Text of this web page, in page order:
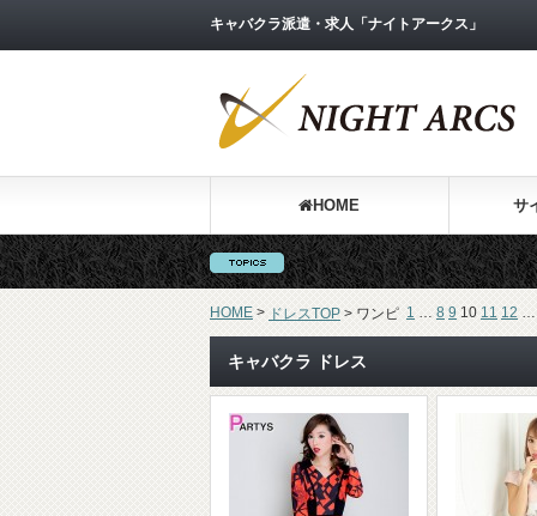
キャバクラ派遣・求人「ナイトアークス」
HOME サ
HOME > ドレスTOP > ワンピ 1 … 8 9 10 11 12 …
キャバクラ ドレス